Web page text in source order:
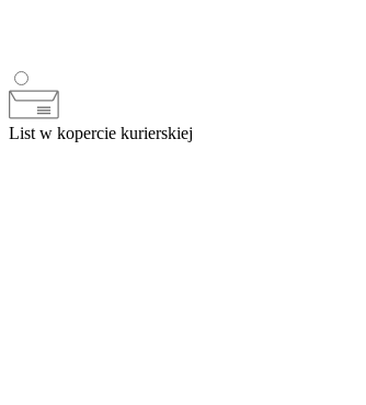
List w kopercie kurierskiej